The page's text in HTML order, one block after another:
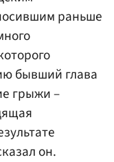
раньше
бывший глава
грыжи –
он.